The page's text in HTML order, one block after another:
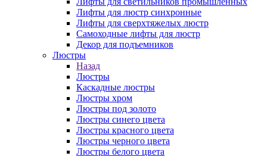
Лифты для люстр синхронные
Лифты для сверхтяжелых люстр
Самоходные лифты для люстр
Декор для подъемников
Люстры
Назад
Люстры
Каскадные люстры
Люстры хром
Люстры под золото
Люстры синего цвета
Люстры красного цвета
Люстры черного цвета
Люстры белого цвета